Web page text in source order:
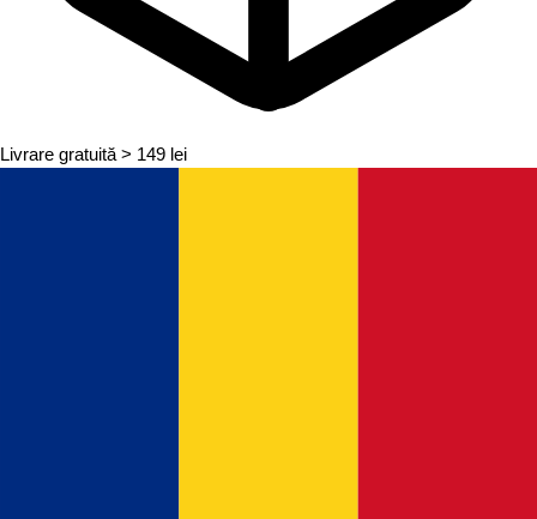
Livrare gratuită > 149 lei